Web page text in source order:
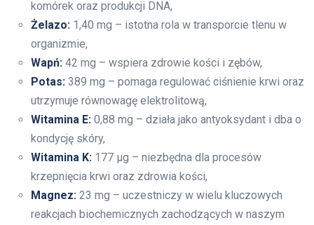
komórek oraz produkcji DNA,
Żelazo: 1,40 mg – istotna rola w transporcie tlenu w
organizmie,
Wapń: 42 mg – wspiera zdrowie kości i zębów,
Potas: 389 mg – pomaga regulować ciśnienie krwi oraz
utrzymuje równowagę elektrolitową,
Witamina E: 0,88 mg – działa jako antyoksydant i dba o
kondycję skóry,
Witamina K: 177 µg – niezbędna dla procesów
krzepnięcia krwi oraz zdrowia kości,
Magnez: 23 mg – uczestniczy w wielu kluczowych
reakcjach biochemicznych zachodzących w naszym